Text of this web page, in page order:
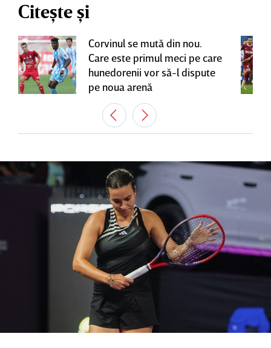
Citește și
Corvinul se mută din nou.
Care este primul meci pe care
hunedorenii vor să-l dispute
pe noua arenă